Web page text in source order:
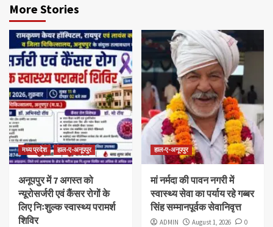
More Stories
मध्य प्रदेश हाल-ए-अनूपपुर
अनूपपुर में 7 अगस्त को
न्यूरोसर्जरी एवं कैंसर रोगों के
लिए निःशुल्क स्वास्थ्य परामर्श
शिविर
हाल-ए-अनूपपुर
मां नर्मदा की पावन नगरी में
स्वास्थ्य सेवा का पर्याय रहे गब्बर
सिंह सम्मानपूर्वक सेवानिवृत्त
ADMIN August 1, 2026 0